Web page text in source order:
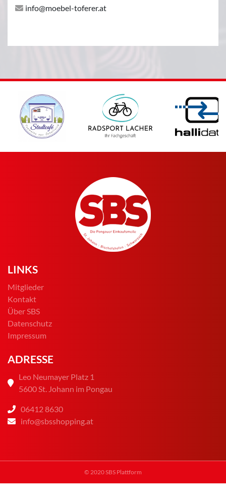
info@moebel-toferer.at
LINKS
Mitglieder
Kontakt
Über SBS
Datenschutz
Impressum
ADRESSE
Leo Neumayer Platz 1
5600 St. Johann im Pongau
06412 8630
info@sbsshopping.at
© 2020 SBS Plattform